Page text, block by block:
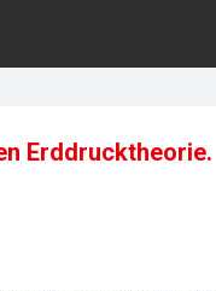
Erddrucktheorie.